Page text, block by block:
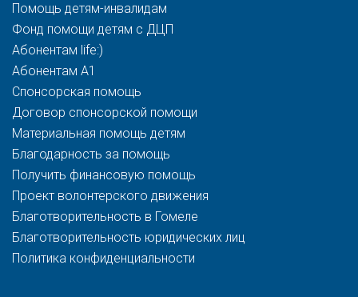
Помощь детям-инвалидам
Фонд помощи детям с ДЦП
Абонентам life:)
Абонентам A1
Спонсорская помощь
Договор спонсорской помощи
Материальная помощь детям
Благодарность за помощь
Получить финансовую помощь
Проект волонтерского движения
Благотворительность в Гомеле
Благотворительность юридических лиц
Политика конфиденциальности